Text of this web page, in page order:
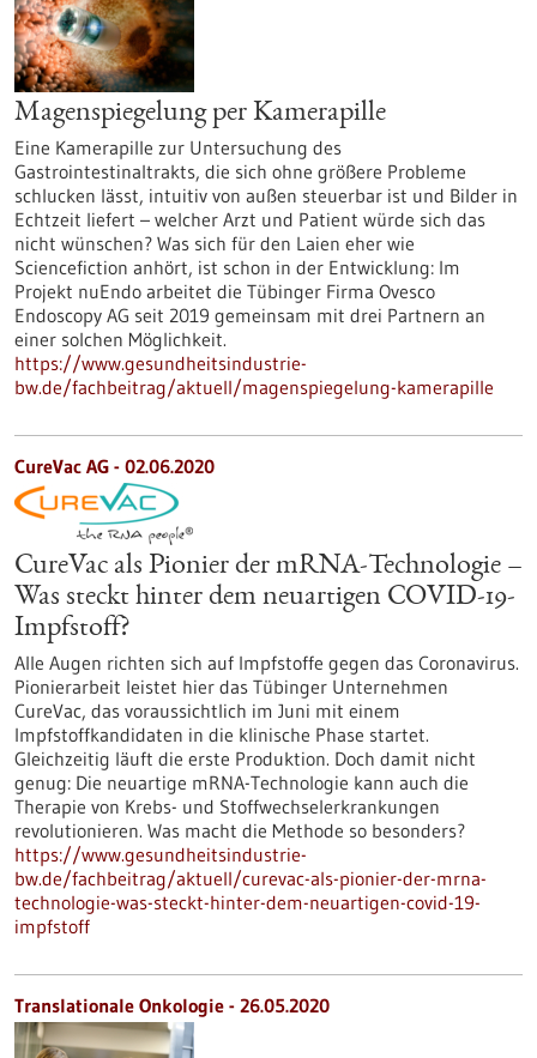
Magenspiegelung per Kamerapille
Eine Kamerapille zur Untersuchung des
Gastrointestinaltrakts, die sich ohne größere Probleme
schlucken lässt, intuitiv von außen steuerbar ist und Bilder in
Echtzeit liefert – welcher Arzt und Patient würde sich das
nicht wünschen? Was sich für den Laien eher wie
Sciencefiction anhört, ist schon in der Entwicklung: Im
Projekt nuEndo arbeitet die Tübinger Firma Ovesco
Endoscopy AG seit 2019 gemeinsam mit drei Partnern an
einer solchen Möglichkeit.
https://www.gesundheitsindustrie-
bw.de/fachbeitrag/aktuell/magenspiegelung-kamerapille
CureVac AG - 02.06.2020
CureVac als Pionier der mRNA-Technologie –
Was steckt hinter dem neuartigen COVID-19-
Impfstoff?
Alle Augen richten sich auf Impfstoffe gegen das Coronavirus.
Pionierarbeit leistet hier das Tübinger Unternehmen
CureVac, das voraussichtlich im Juni mit einem
Impfstoffkandidaten in die klinische Phase startet.
Gleichzeitig läuft die erste Produktion. Doch damit nicht
genug: Die neuartige mRNA-Technologie kann auch die
Therapie von Krebs- und Stoffwechselerkrankungen
revolutionieren. Was macht die Methode so besonders?
https://www.gesundheitsindustrie-
bw.de/fachbeitrag/aktuell/curevac-als-pionier-der-mrna-
technologie-was-steckt-hinter-dem-neuartigen-covid-19-
impfstoff
Translationale Onkologie - 26.05.2020